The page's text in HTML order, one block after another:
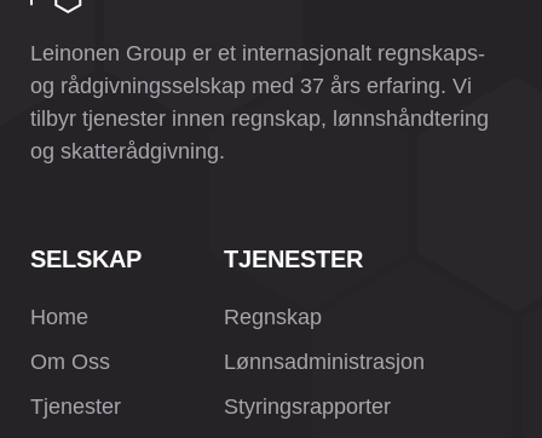
Leinonen Group er et internasjonalt regnskaps-
og rådgivningsselskap med 37 års erfaring. Vi
tilbyr tjenester innen regnskap, lønnshåndtering
og skatterådgivning.
SELSKAP
Home
Om Oss
Tjenester
TJENESTER
Regnskap
Lønnsadministrasjon
Styringsrapporter